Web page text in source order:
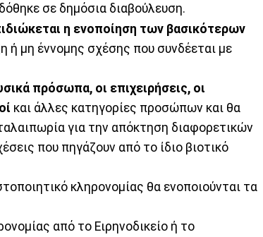
σε δημόσια διαβούλευση.
η ενοποίηση των βασικότερων
ή μη έννομης σχέσης που συνδέεται με
πρόσωπα, οι επιχειρήσεις, οι
και άλλες κατηγορίες προσώπων και θα
για την απόκτηση διαφορετικών
που πηγάζουν από το ίδιο βιοτικό
κληρονομίας θα ενοποιούνται τα
από το Ειρηνοδικείο ή το